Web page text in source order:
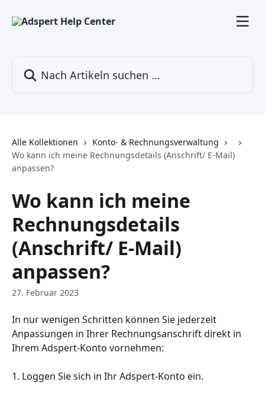
Alle Kollektionen
Konto- & Rechnungsverwaltung
Wo kann ich meine Rechnungsdetails (Anschrift/ E-Mail)
anpassen?
Wo kann ich meine
Rechnungsdetails
(Anschrift/ E-Mail)
anpassen?
27. Februar 2023
In nur wenigen Schritten können Sie jederzeit
Anpassungen in Ihrer Rechnungsanschrift direkt in
Ihrem Adspert-Konto vornehmen:
1. Loggen Sie sich in Ihr Adspert-Konto ein.